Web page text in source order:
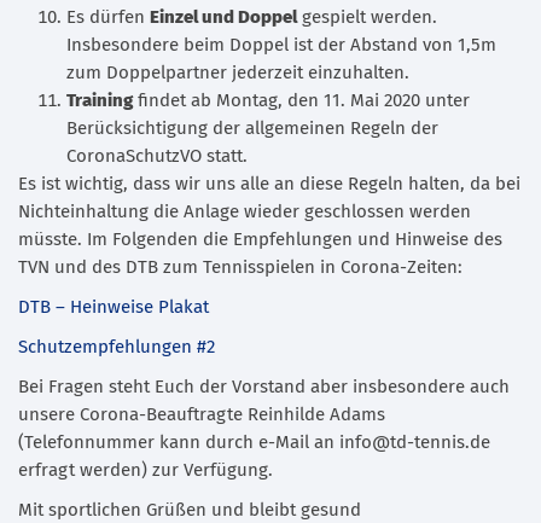
Es dürfen Einzel und Doppelgespielt werden.
Insbesondere beim Doppel ist der Abstand von 1,5m
zum Doppelpartner jederzeit einzuhalten.
Trainingfindet ab Montag, den 11. Mai 2020 unter
Berücksichtigung der allgemeinen Regeln der
CoronaSchutzVO statt.
Es ist wichtig, dass wir uns alle an diese Regeln halten, da bei
Nichteinhaltung die Anlage wieder geschlossen werden
müsste. Im Folgenden die Empfehlungen und Hinweise des
TVN und des DTB zum Tennisspielen in Corona-Zeiten:
DTB – Heinweise Plakat
Schutzempfehlungen #2
Bei Fragen steht Euch der Vorstand aber insbesondere auch
unsere Corona-Beauftragte Reinhilde Adams
(Telefonnummer kann durch e-Mail an info@td-tennis.de
erfragt werden) zur Verfügung.
Mit sportlichen Grüßen und bleibt gesund